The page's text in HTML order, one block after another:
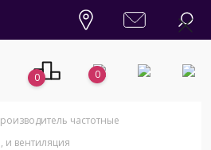
0 0
частотные
и вентиляция